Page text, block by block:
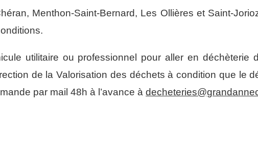
Menthon-Saint-Bernard, Les Ollières et Saint-
utilitaire ou professionnel pour aller en déchèterie
de la Valorisation des déchets à condition que le
par mail 48h à l’avance à